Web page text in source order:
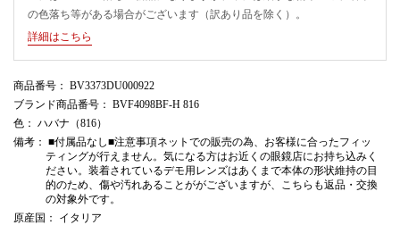
の色落ち等がある場合がございます（訳あり品を除く）。
詳細はこちら
商品番号 ： BV3373DU000922
ブランド商品番号 ： BVF4098BF-H 816
色 ： ハバナ（816）
備考 ： ■付属品なし■注意事項ネットでの販売の為、お客様に合ったフィッ
ティングが行えません。気になる方はお近くの眼鏡店にお持ち込みく
ださい。装着されているデモ用レンズはあくまで本体の形状維持の目
的のため、傷や汚れあることががございますが、こちらも返品・交換
の対象外です。
原産国 ： イタリア